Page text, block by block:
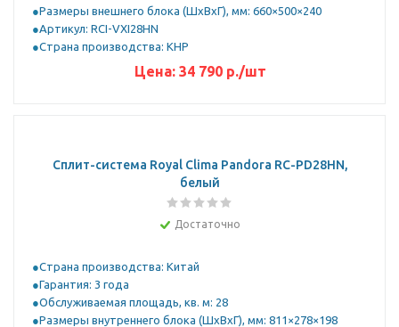
Размеры внешнего блока (ШхВхГ), мм: 660×500×240
Артикул: RCI-VXI28HN
Страна производства: КНР
Цена: 34 790р./шт
Сплит-система Royal Clima Pandora RC-PD28HN,
белый
Достаточно
Страна производства: Китай
Гарантия: 3 года
Обслуживаемая площадь, кв. м: 28
Размеры внутреннего блока (ШхВхГ), мм: 811×278×198